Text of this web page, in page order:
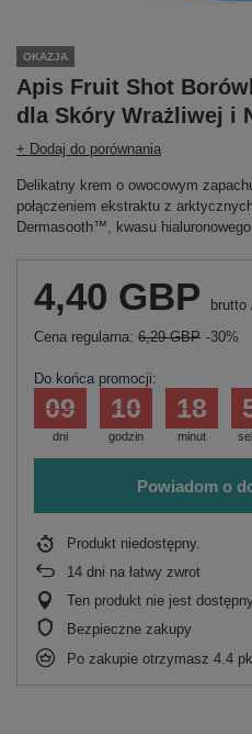
OKAZJA
Apis Fruit Shot
dla Skóry Wrażliwej i
+ Dodaj do porównania
Delikatny krem o owocowym
połączeniem ekstraktu z
Dermasooth™, kwasu
4,40 GBP brutto
Cena regularna: 6,29 GBP -30%
Do końca promocji:
dni
09
godzin
10
minut
18
Powiadom o
Produkt niedostępny
14 dni na łatwy zwrot
Ten produkt nie jest
Bezpieczne zakupy
Po zakupie otrzymasz 4.4